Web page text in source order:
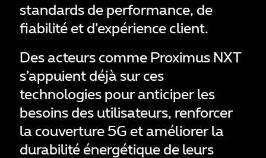
standards de performance, de
fiabilité et d’expérience client.
Des acteurs comme Proximus NXT
s’appuient déjà sur ces
technologies pour anticiper les
besoins des utilisateurs, renforcer
la couverture 5G et améliorer la
durabilité énergétique de leurs